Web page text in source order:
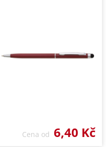
Cena od 6,40 Kč